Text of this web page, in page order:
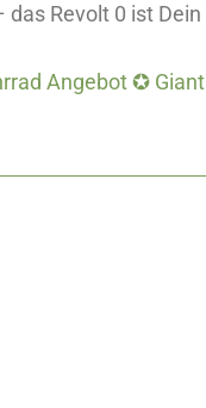
Revolt 0 ist
Angebot ✪